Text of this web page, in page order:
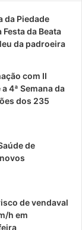
da Piedade
da Beata
da padroeira
com II
4ª Semana da
dos 235
de
de vendaval
h em